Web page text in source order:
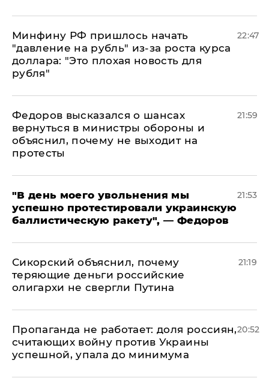
Минфину РФ пришлось начать
"давление на рубль" из-за роста курса
доллара: "Это плохая новость для
рубля"
22:47
Федоров высказался о шансах
вернуться в министры обороны и
объяснил, почему не выходит на
протесты
21:59
​"В день моего увольнения мы
успешно протестировали украинскую
баллистическую ракету", — Федоров
21:53
Сикорский объяснил, почему
теряющие деньги российские
олигархи не свергли Путина
21:19
​Пропаганда не работает: доля россиян,
считающих войну против Украины
успешной, упала до минимума
20:52